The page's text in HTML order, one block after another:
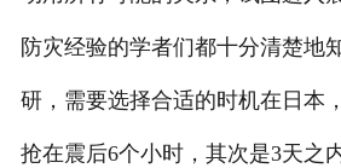
防灾经验的学者们都十分清楚地
研，需要选择合适的时机在日本
抢在震后6个小时，其次是3天之